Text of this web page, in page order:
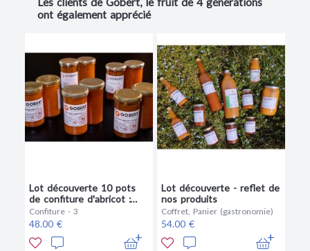
ont également apprécié
Lot découverte 10 pots
de confiture d'abricot :
nature, sucre de canne,
miel, romarin, 4 épices
Confiture - 3
48.00 €
Lot découverte - reflet de
nos produits
Coffret, Panier (gastronomie)
54.00 €